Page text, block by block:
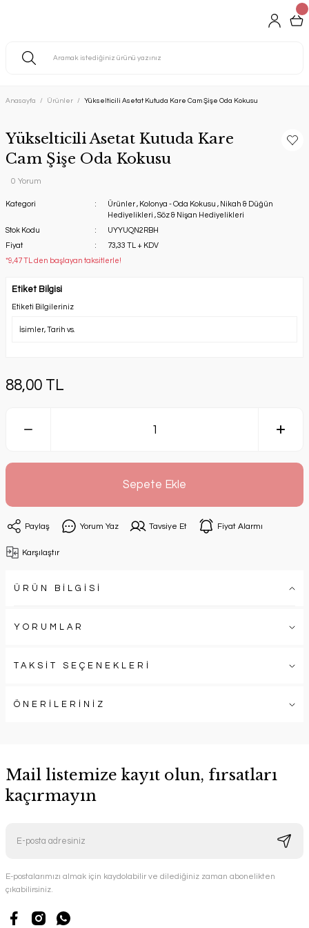
Anasayfa Ürünler Yükselticili Asetat Kutuda Kare Cam Şişe Oda Kokusu
Yükselticili Asetat Kutuda Kare
Cam Şişe Oda Kokusu
0 Yorum
Kategori Ürünler , Kolonya - Oda Kokusu , Nikah & Düğün
Hediyelikleri ,Söz & Nişan Hediyelikleri
Stok Kodu
UYYUQN2RBH
Fiyat
73,33 TL + KDV
*9,47 TL den başlayan taksitlerle!
Etiket Bilgisi
Etiketi Bilgileriniz
88,00 TL
Sepete Ekle
Paylaş Yorum Yaz Tavsiye Et Fiyat Alarmı
Karşılaştır
ÜRÜN BİLGİSİ
YORUMLAR
TAKSİT SEÇENEKLERİ
ÖNERİLERİNİZ
Mail listemize kayıt olun, fırsatları
kaçırmayın
E-postalarımızı almak için kaydolabilir ve dilediğiniz zaman abonelikten
çıkabilirsiniz.